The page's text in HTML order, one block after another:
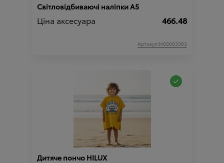
Світловідбиваючі наліпки A5
Ціна аксесуара 466.48
Артикул:N00003983
Дитяче пончо HILUX